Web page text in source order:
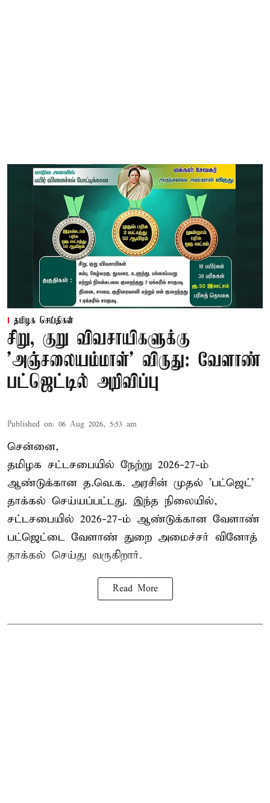
தமிழக செய்திகள்
சிறு, குறு விவசாயிகளுக்கு
'அஞ்சலையம்மாள்' விருது: வேளாண்
பட்ஜெட்டில் அறிவிப்பு
Published on: 06 Aug 2026, 5:53 am
சென்னை,
தமிழக சட்டசபையில் நேற்று 2026-27-ம்
ஆண்டுக்கான த.வெ.க. அரசின் முதல் 'பட்ஜெட்'
தாக்கல் செய்யப்பட்டது. இந்த நிலையில்,
சட்டசபையில் 2026-27-ம் ஆண்டுக்கான வேளாண்
பட்ஜெட்டை வேளாண் துறை அமைச்சர் வினோத்
தாக்கல் செய்து வருகிறார்.
Read More